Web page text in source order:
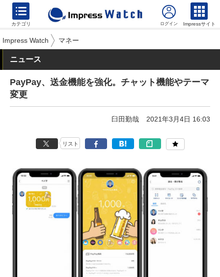
カテゴリ Impressサイト
Impress Watch マネー
ニュース
PayPay、送金機能を強化。チャット機能やテーマ
変更
臼田勤哉 2021年3月4日 16:03
リスト